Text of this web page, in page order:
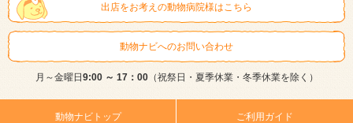
出店をお考えの動物病院様はこちら
動物ナビへのお問い合わせ
月～金曜日9:00 ～ 17：00（祝祭日・夏季休業・冬季休業を除く）
動物ナビトップ ご利用ガイド